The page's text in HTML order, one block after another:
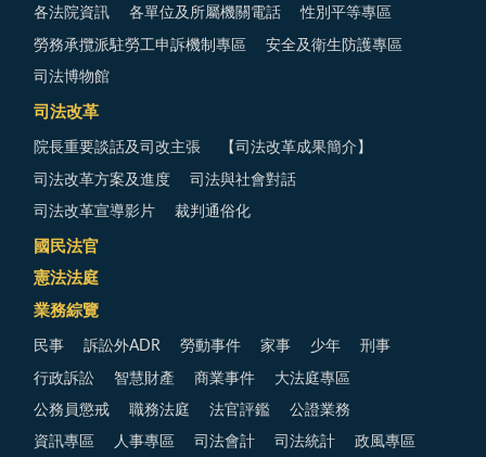
各法院資訊 各單位及所屬機關電話 性別平等專區
勞務承攬派駐勞工申訴機制專區 安全及衛生防護專區
司法博物館
司法改革
院長重要談話及司改主張 【司法改革成果簡介】
司法改革方案及進度 司法與社會對話
司法改革宣導影片 裁判通俗化
國民法官
憲法法庭
業務綜覽
民事 訴訟外ADR 勞動事件 家事 少年 刑事
行政訴訟 智慧財產 商業事件 大法庭專區
公務員懲戒 職務法庭 法官評鑑 公證業務
資訊專區 人事專區 司法會計 司法統計 政風專區